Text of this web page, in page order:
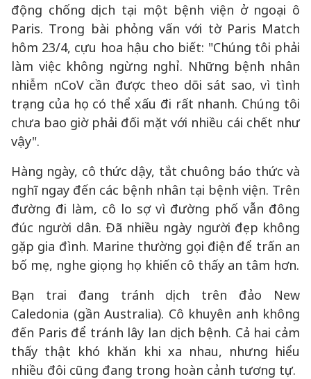
động chống dịch tại một bệnh viện ở ngoại ô
Paris. Trong bài phỏng vấn với tờ Paris Match
hôm 23/4, cựu hoa hậu cho biết: "Chúng tôi phải
làm việc không ngừng nghỉ. Những bệnh nhân
nhiễm nCoV cần được theo dõi sát sao, vì tình
trạng của họ có thể xấu đi rất nhanh. Chúng tôi
chưa bao giờ phải đối mặt với nhiều cái chết như
vậy".
Hàng ngày, cô thức dậy, tắt chuông báo thức và
nghĩ ngay đến các bệnh nhân tại bệnh viện. Trên
đường đi làm, cô lo sợ vì đường phố vẫn đông
đúc người dân. Đã nhiều ngày người đẹp không
gặp gia đình. Marine thường gọi điện để trấn an
bố mẹ, nghe giọng họ khiến cô thấy an tâm hơn.
Bạn trai đang tránh dịch trên đảo New
Caledonia (gần Australia). Cô khuyên anh không
đến Paris để tránh lây lan dịch bệnh. Cả hai cảm
thấy thật khó khăn khi xa nhau, nhưng hiểu
nhiều đôi cũng đang trong hoàn cảnh tương tự.